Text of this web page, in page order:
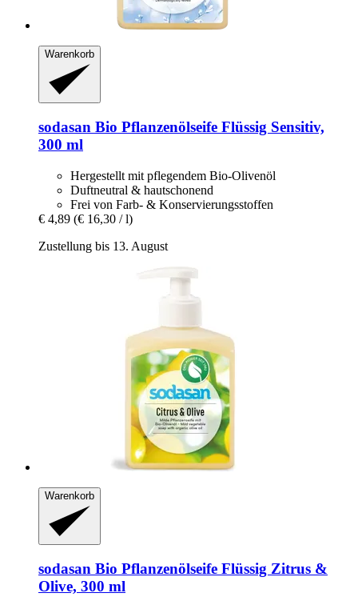
Warenkorb
sodasan Bio Pflanzenölseife Flüssig Sensitiv,
300 ml
Hergestellt mit pflegendem Bio-Olivenöl
Duftneutral & hautschonend
Frei von Farb- & Konservierungsstoffen
€ 4,89 (€ 16,30 / l)
Zustellung bis 13. August
Warenkorb
sodasan Bio Pflanzenölseife Flüssig Zitrus &
Olive, 300 ml